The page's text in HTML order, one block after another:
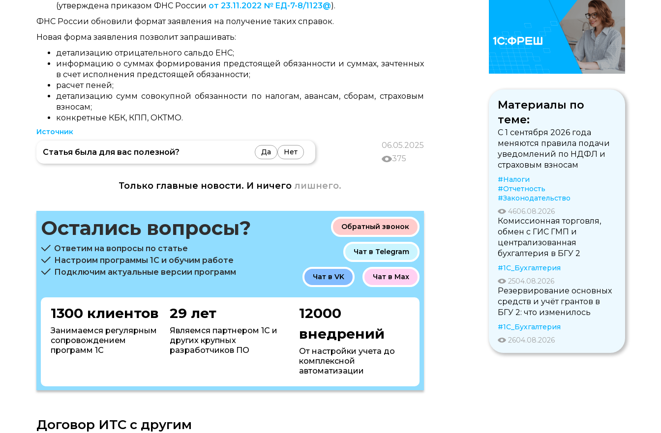
(утверждена приказом ФНС России от 23.11.2022 № ЕД-7-8/1123@).
ФНС России обновили формат заявления на получение таких справок.
Новая форма заявления позволит запрашивать:
детализацию отрицательного сальдо ЕНС;
информацию о суммах формирования предстоящей обязанности и суммах, зачтенных
в счет исполнения предстоящей обязанности;
расчет пеней;
детализацию сумм совокупной обязанности по налогам, авансам, сборам, страховым
взносам;
конкретные КБК, КПП, ОКТМО.
Источник
06.05.2025
375
Статья была для вас полезной? Да Нет
Только главные новости. И ничего лишнего.
Остались вопросы?
Ответим на вопросы по статье
Настроим программы 1С и обучим работе
Подключим актуальные версии программ
Обратный звонок
Чат в Telegram
Чат в Max
Чат в VK
1300 клиентов
Занимаемся регулярным
сопровождением
программ 1С
29 лет
Являемся партнером 1С и
других крупных
разработчиков ПО
12000
внедрений
От настройки учета до
комплексной
автоматизации
Договор ИТС с другим
Материалы по
теме:
С 1 сентября 2026 года
меняются правила подачи
уведомлений по НДФЛ и
страховым взносам
#Налоги
#Отчетность
#Законодательство
4606.08.2026
Комиссионная торговля,
обмен с ГИС ГМП и
централизованная
бухгалтерия в БГУ 2
#1С_Бухгалтерия
2504.08.2026
Резервирование основных
средств и учёт грантов в
БГУ 2: что изменилось
#1С_Бухгалтерия
2604.08.2026